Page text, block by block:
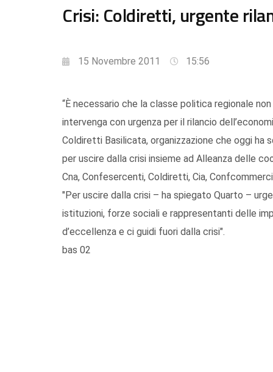
Crisi: Coldiretti, urgente
15 Novembre 2011 15:56
“È necessario che la classe politica regionale
intervenga con urgenza per il rilancio
Coldiretti Basilicata, organizzazione che oggi
per uscire dalla crisi insieme ad Alleanza delle
Cna, Confesercenti, Coldiretti, Cia,
"Per uscire dalla crisi – ha spiegato Quarto –
istituzioni, forze sociali e rappresentanti delle
d’eccellenza e ci guidi fuori dalla crisi".
bas 02